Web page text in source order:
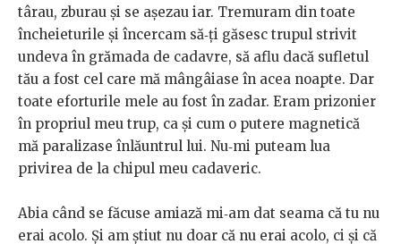
târau, zburau și se așezau iar. Tremuram din toate
încheieturile și încercam să‑ți găsesc trupul strivit
undeva în grămada de cadavre, să aflu dacă sufletul
tău a fost cel care mă mângâiase în acea noapte. Dar
toate eforturile mele au fost în zadar. Eram prizonier
în propriul meu trup, ca și cum o putere magnetică
mă paralizase înlăuntrul lui. Nu‑mi puteam lua
privirea de la chipul meu cadaveric.
Abia când se făcuse amiază mi‑am dat seama că tu nu
erai acolo. Și am știut nu doar că nu erai acolo, ci și că